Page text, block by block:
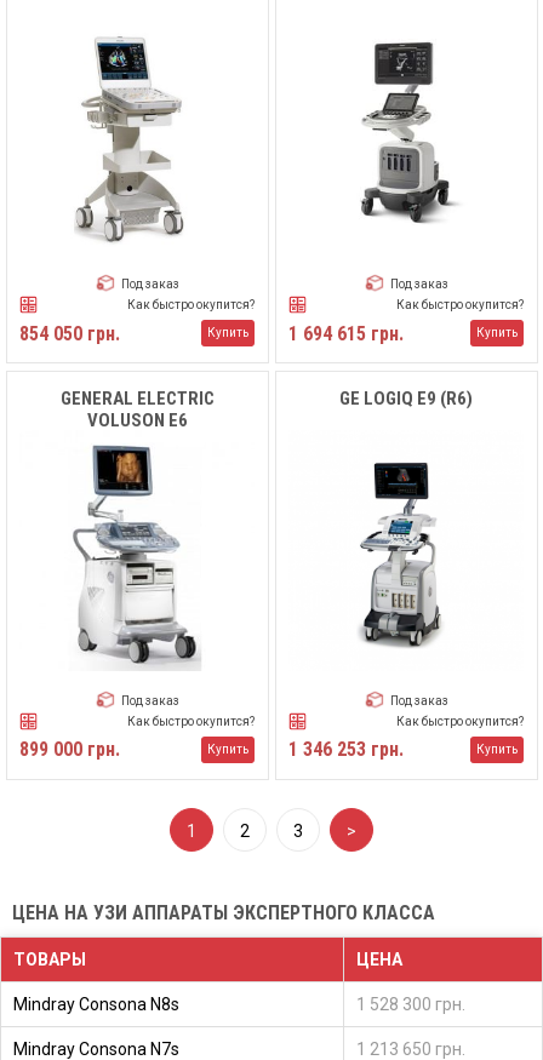
Под заказ
Как быстро окупится?
854 050 грн. Купить
Под заказ
Как быстро окупится?
1 694 615 грн. Купить
GENERAL ELECTRIC
VOLUSON E6
Под заказ
Как быстро окупится?
899 000 грн. Купить
GE LOGIQ E9 (R6)
Под заказ
Как быстро окупится?
1 346 253 грн. Купить
1 2 3 >
ЦЕНА НА УЗИ АППАРАТЫ ЭКСПЕРТНОГО КЛАССА
ТОВАРЫ ЦЕНА
Mindray Consona N8s 1 528 300 грн.
Mindray Consona N7s 1 213 650 грн.